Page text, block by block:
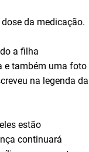
da medicação.
a filha
e também uma foto
na legenda da
estão
continuará